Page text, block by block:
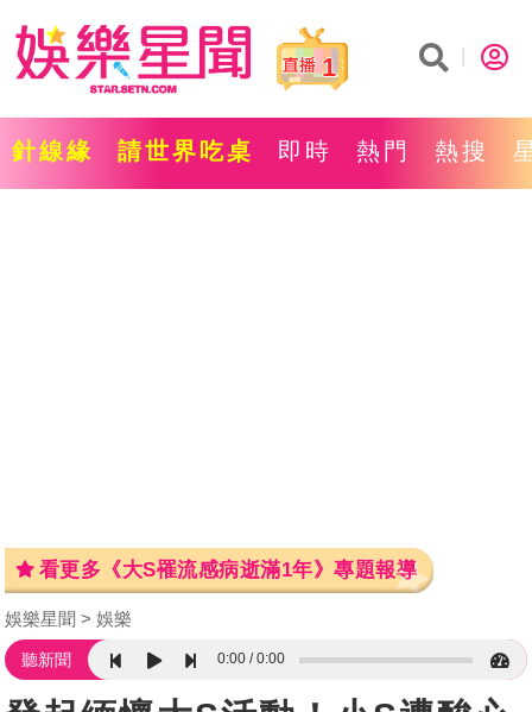
1
針線緣 請世界吃桌 即時 熱門 熱搜
看更多《大S罹流感病逝滿1年》專題報導
娛樂星聞 娛樂
聽新聞 0:00 0:00